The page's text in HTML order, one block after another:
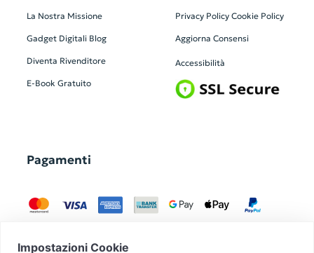
La Nostra Missione
Gadget Digitali Blog
Diventa Rivenditore
E-Book Gratuito
Privacy Policy Cookie Policy
Aggiorna Consensi
Accessibilità
Pagamenti